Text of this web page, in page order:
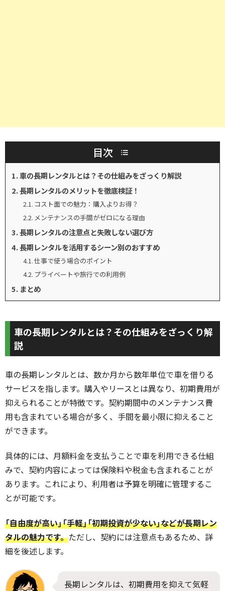
目次
車の長期レンタルとは？その仕組みをざっくり解説
長期レンタルのメリットを徹底検証！
コスト面での魅力：購入よりお得？
メンテナンスの手間がゼロになる理由
長期レンタルの注意点と失敗しない選び方
長期レンタルを活用するシーン別のおすすめ
仕事で使う場合のポイント
プライベートや旅行での利用例
まとめ
車の長期レンタルとは？その仕組みをざっくり解
説
車の長期レンタルとは、数か月から数年単位で車を借りる
サービスを指します。購入やリースとは異なり、初期費用が
抑えられることが特徴です。契約期間中のメンテナンス費
用も含まれている場合が多く、手間を最小限に抑えること
ができます。
具体的には、月額料金を支払うことで車を利用できる仕組
みで、契約内容によっては保険料や税金も含まれることが
あります。これにより、利用者は予算を明確に管理するこ
とが可能です。
「自由度が高い」「手軽」「初期投資が少ない」などが長期レン
タルの魅力です。ただし、契約には注意点もあるため、詳
細を後述します。
長期レンタルは、初期費用を抑えて気軽